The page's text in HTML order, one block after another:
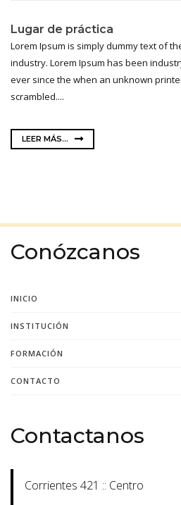
Lugar de práctica
Lorem Ipsum is simply dummy text of
industry. Lorem Ipsum has been
ever since the when an unknown
scrambled....
LEER MÁS...
Conózcanos
INICIO
INSTITUCIÓN
FORMACIÓN
CONTACTO
Contactanos
Corrientes 421 :: Centro